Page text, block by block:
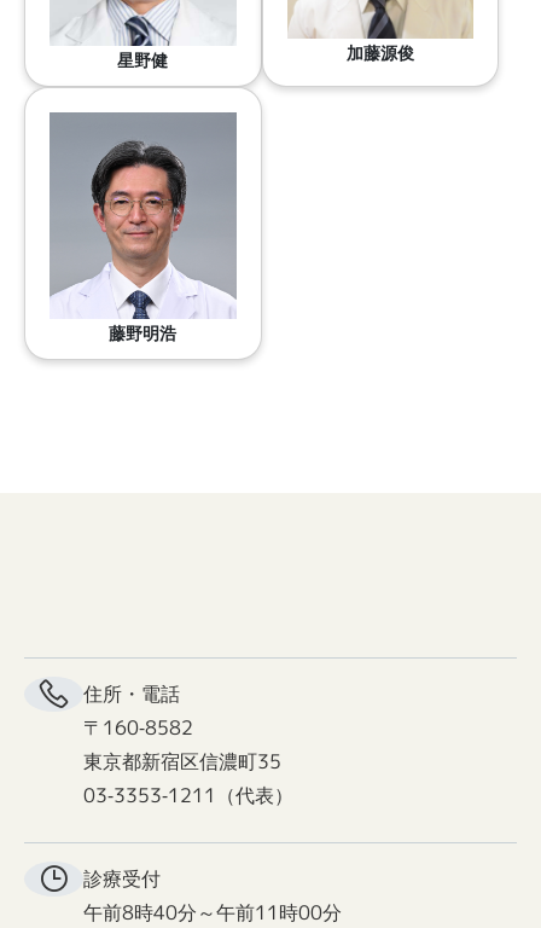
星野健 加藤源俊
藤野明浩
住所・電話
〒160-8582
東京都新宿区信濃町35
03-3353-1211（代表）
診療受付
午前8時40分～午前11時00分